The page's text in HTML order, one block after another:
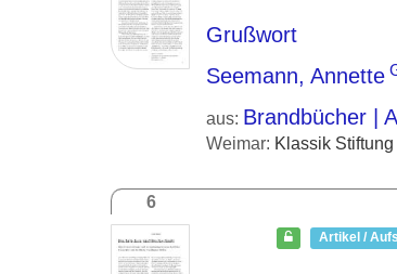
Grußwort
Seemann, Annette
aus: Brandbücher |
Weimar: Klassik
6
Artikel /